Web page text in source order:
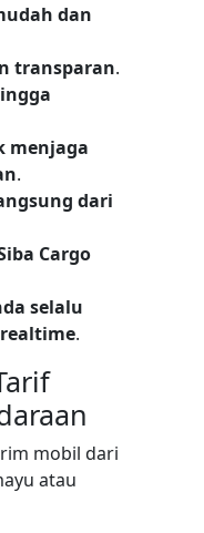
dan
transparan.
menjaga
.
dari
Cargo
selalu
.
mobil dari
atau